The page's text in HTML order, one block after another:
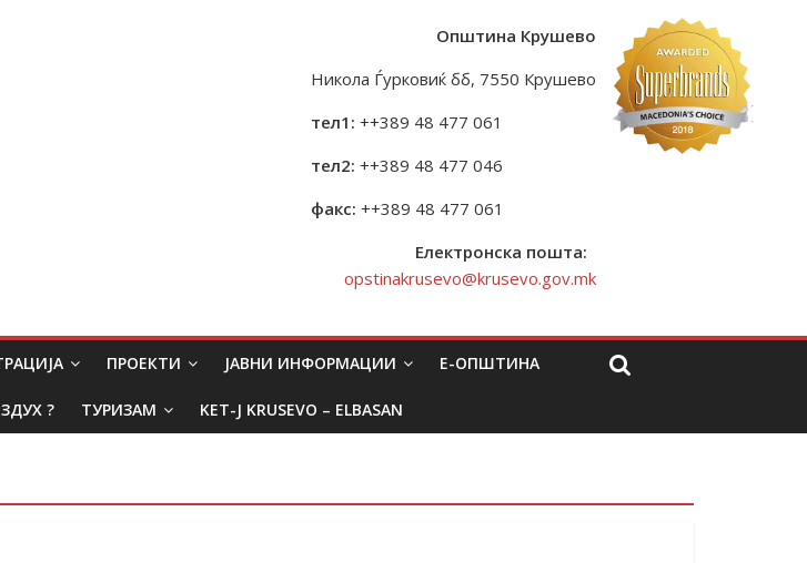
Општина Крушево
Никола Ѓурковиќ бб, 7550 Крушево
тел1: ++389 48 477 061
тел2: ++389 48 477 046
факс: ++389 48 477 061
Електронска пошта:
opstinakrusevo@krusevo.gov.mk
ПРОЕКТИ ЈАВНИ ИНФОРМАЦИИ Е-ОПШТИНА
? ТУРИЗАМ KET-J KRUSEVO – ELBASAN